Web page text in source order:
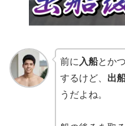
前に 入船とか
するけど、 出
うだよね。